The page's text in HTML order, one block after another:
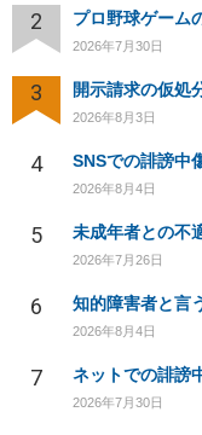
2 プロ野球ゲーム
2026年7月30日
3
2026年8月3日
4 SNSでの誹謗中
2026年8月4日
5 未成年者との不
2026年7月26日
6
2026年8月4日
7
2026年7月30日